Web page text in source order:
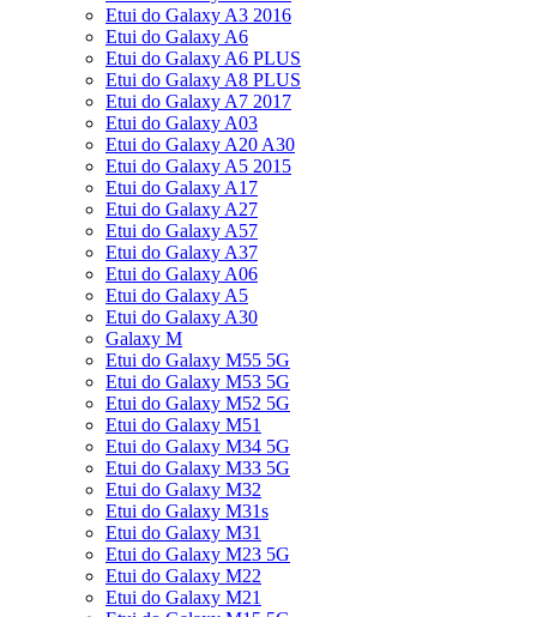
Etui do Galaxy A3 2016
Etui do Galaxy A6
Etui do Galaxy A6 PLUS
Etui do Galaxy A8 PLUS
Etui do Galaxy A7 2017
Etui do Galaxy A03
Etui do Galaxy A20 A30
Etui do Galaxy A5 2015
Etui do Galaxy A17
Etui do Galaxy A27
Etui do Galaxy A57
Etui do Galaxy A37
Etui do Galaxy A06
Etui do Galaxy A5
Etui do Galaxy A30
Galaxy M
Etui do Galaxy M55 5G
Etui do Galaxy M53 5G
Etui do Galaxy M52 5G
Etui do Galaxy M51
Etui do Galaxy M34 5G
Etui do Galaxy M33 5G
Etui do Galaxy M32
Etui do Galaxy M31s
Etui do Galaxy M31
Etui do Galaxy M23 5G
Etui do Galaxy M22
Etui do Galaxy M21